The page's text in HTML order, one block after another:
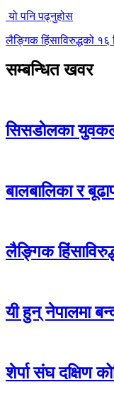
यो पनि पढ्नुहोस
लैङ्गिक हिंसाविरुद्धको १६
सम्बन्धित खवर
सिसडाेलका
बालबालिका र
लैङ्गिक
यी हुन् नेपालमा
शेर्पा संघ दक्षिण